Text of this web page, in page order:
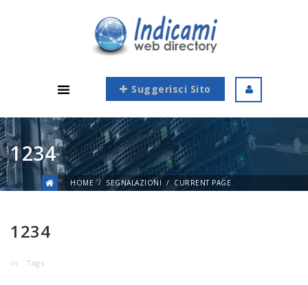
Suggerisci Sito
1234
HOME SEGNALAZIONI CURRENT PAGE
1234
in Tags